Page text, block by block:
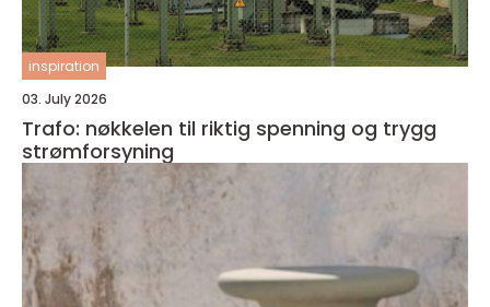
inspiration
03. July 2026
Trafo: nøkkelen til riktig spenning og trygg
strømforsyning